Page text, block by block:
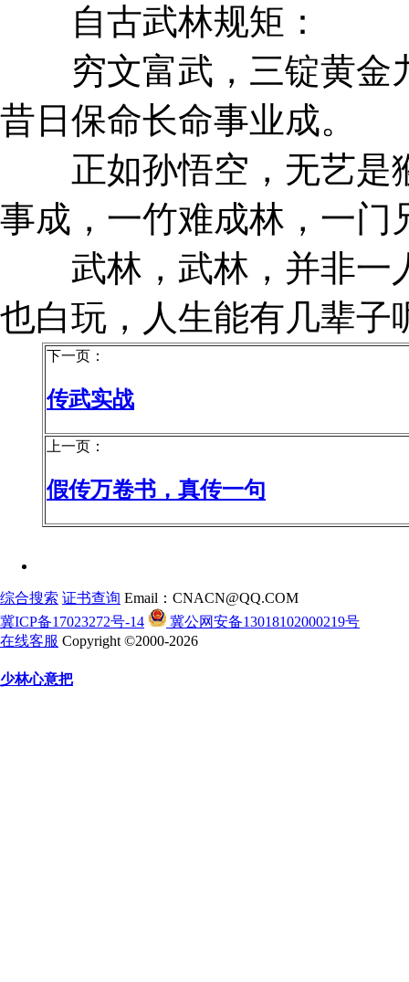
自古武林规矩：
穷文富武，三锭黄金
昔日保命长命事业成。
正如孙悟空，无艺是
事成，一竹难成林，一门
武林，武林，并非一
也白玩，人生能有几辈子
下一页：
传武实战
上一页：
假传万卷书，真传一句
综合搜索 证书查询 Email：CNACN@QQ.COM
冀ICP备17023272号-14
冀公网安备13018102000219号
在线客服 Copyright ©2000-2026
少林心意把